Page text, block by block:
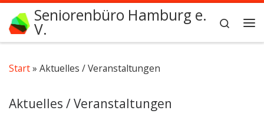
Zum Inhalt springen
Seniorenbüro Hamburg e.
V.
Search
Start» Aktuelles / Veranstaltungen
Aktuelles / Veranstaltungen